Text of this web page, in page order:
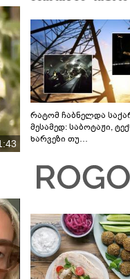
რატომ ჩაბნელდა
მესამედ: საბოტაჟი,
ხარვეზი თუ